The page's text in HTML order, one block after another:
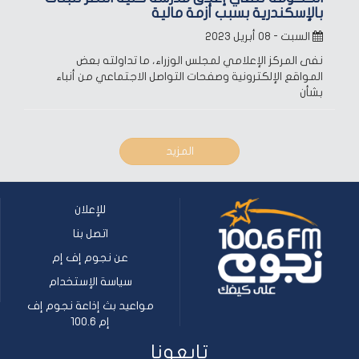
بالإسكندرية بسبب أزمة مالية
السبت - ٠٨ أبريل ٢٠٢٣
نفى المركز الإعلامي لمجلس الوزراء، ما تداولته بعض
المواقع الإلكترونية وصفحات التواصل الاجتماعي من أنباء
بشأن
المزيد
للإعلان
اتصل بنا
عن نجوم إف إم
سياسة الإستخدام
مواعيد بث إذاعة نجوم إف
إم 100.6
تابعونا